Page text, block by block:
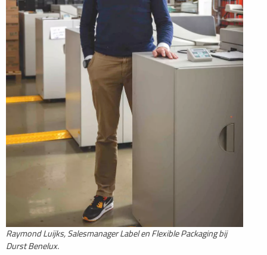
Raymond Luijks, Salesmanager Label en Flexible Packaging bij
Durst Benelux.